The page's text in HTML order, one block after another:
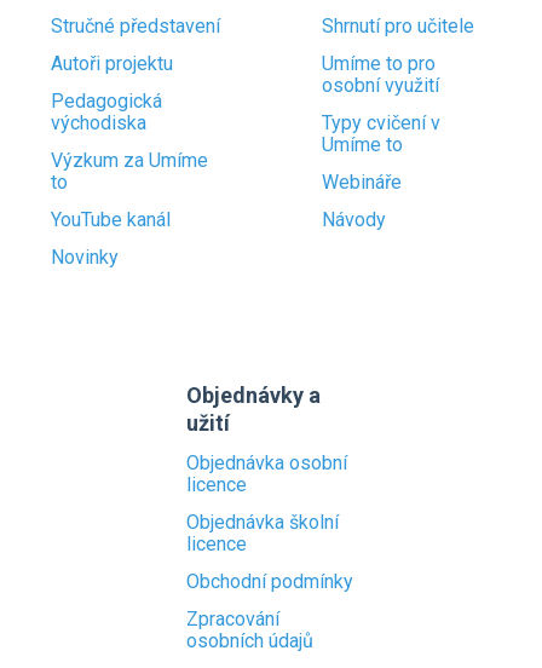
Stručné představení
Autoři projektu
Pedagogická
východiska
Výzkum za Umíme
to
YouTube kanál
Novinky
Shrnutí pro učitele
Umíme to pro
osobní využití
Typy cvičení v
Umíme to
Webináře
Návody
Objednávky a
užití
Objednávka osobní
licence
Objednávka školní
licence
Obchodní podmínky
Zpracování
osobních údajů